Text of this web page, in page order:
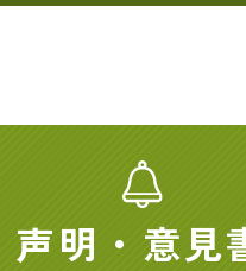
声明・意見